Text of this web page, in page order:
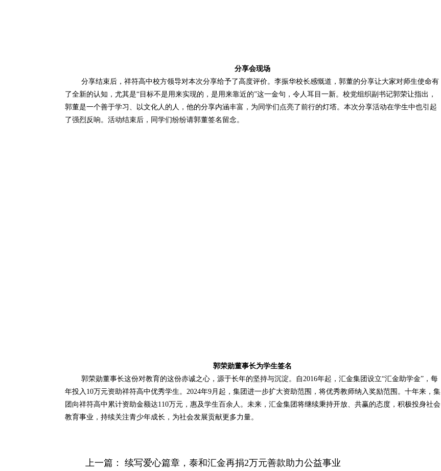
分享会现场
分享结束后，祥符高中校方领导对本次分享给予了高度评价。李振华校长感慨道，郭董的分享让大家对师生使命有
了全新的认知，尤其是“目标不是用来实现的，是用来靠近的”这一金句，令人耳目一新。校党组织副书记郭荣让指出，
郭董是一个善于学习、以文化人的人，他的分享内涵丰富，为同学们点亮了前行的灯塔。本次分享活动在学生中也引起
了强烈反响。活动结束后，同学们纷纷请郭董签名留念。
郭荣勋董事长为学生签名
郭荣勋董事长这份对教育的这份赤诚之心，源于长年的坚持与沉淀。自2016年起，汇金集团设立“汇金助学金”，每
年投入10万元资助祥符高中优秀学生。2024年9月起，集团进一步扩大资助范围，将优秀教师纳入奖励范围。十年来，集
团向祥符高中累计资助金额达110万元，惠及学生百余人。未来，汇金集团将继续秉持开放、共赢的态度，积极投身社会
教育事业，持续关注青少年成长，为社会发展贡献更多力量。
上一篇： 续写爱心篇章，泰和汇金再捐2万元善款助力公益事业